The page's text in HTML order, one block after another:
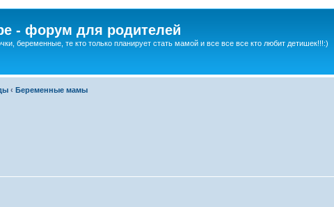
- форум для родителей
беременные, те кто только планирует стать мамой и все все все кто любит детишек!!!:)
‹ Беременные мамы